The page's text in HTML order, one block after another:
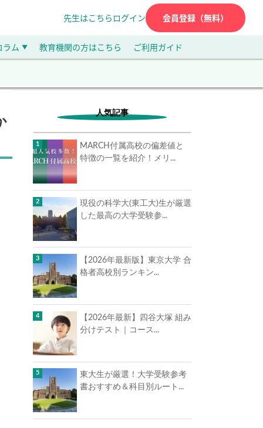
先生はこちら ログイン 会員登録（無料）
ラム ▼ 教育機関の方はこちら ご利用ガイド
人気記事
MARCH付属高校の偏差値と
特徴の一覧を紹介！メリ...
現役の科学大(東工大)生が厳選
した最高の大学受験参...
【2026年最新版】東京大学 合
格者高校別ランキン...
【2026年最新】四谷大塚 組み
分けテスト｜コース...
東大生が厳選！大学受験参考
書おすすめ＆科目別ルート...